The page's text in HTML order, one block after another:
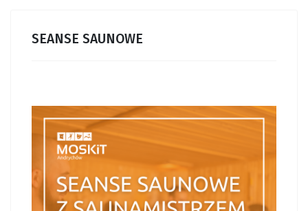
SEANSE SAUNOWE